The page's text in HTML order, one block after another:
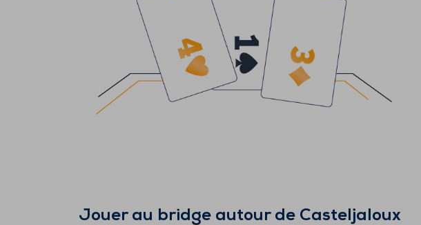
Jouer au bridge autour de Casteljaloux